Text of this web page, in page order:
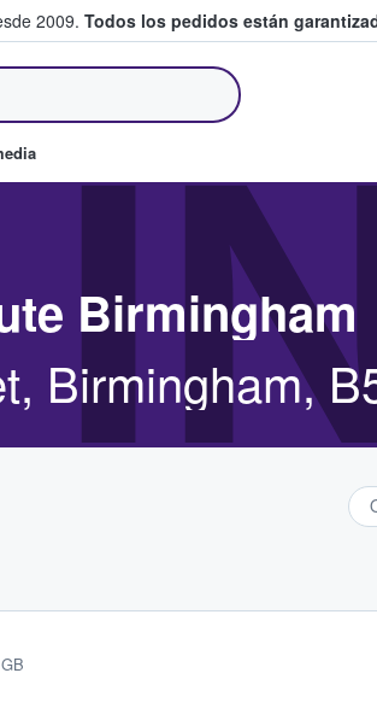
2009. Todos los pedidos están
entre fans
Birmingham
Birmingham,